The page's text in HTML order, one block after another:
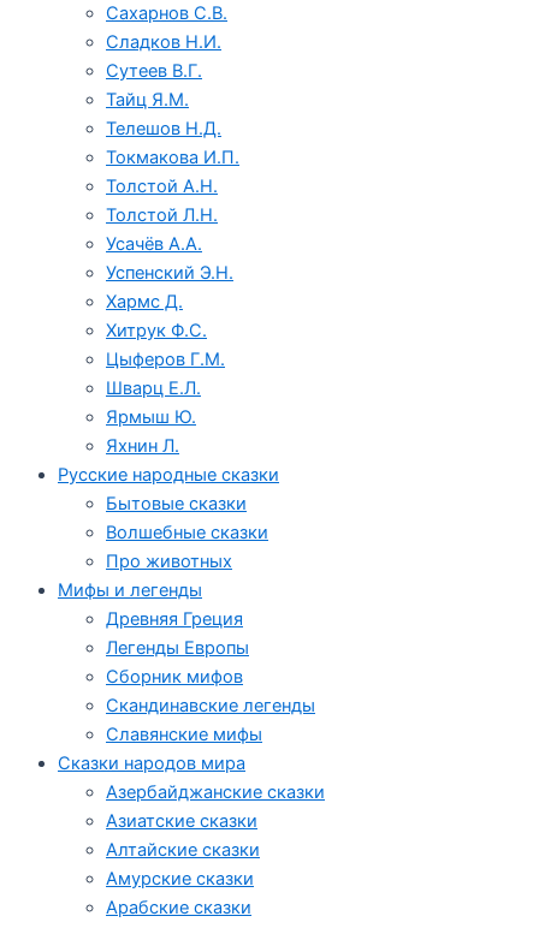
Сахарнов С.В.
Сладков Н.И.
Сутеев В.Г.
Тайц Я.М.
Телешов Н.Д.
Токмакова И.П.
Толстой А.Н.
Толстой Л.Н.
Усачёв А.А.
Успенский Э.Н.
Хармс Д.
Хитрук Ф.С.
Цыферов Г.М.
Шварц Е.Л.
Ярмыш Ю.
Яхнин Л.
Русские народные сказки
Бытовые сказки
Волшебные сказки
Про животных
Мифы и легенды
Древняя Греция
Легенды Европы
Сборник мифов
Скандинавские легенды
Славянские мифы
Сказки народов мира
Азербайджанские сказки
Азиатские сказки
Алтайские сказки
Амурские сказки
Арабские сказки